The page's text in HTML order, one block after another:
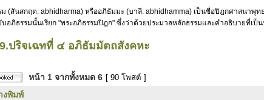
ม (สันสกฤต: abhidharma) หรืออภิธัมมะ (บาลี: abhidhamma) เป็นชื่อปิฎกศาสนา
อภิธรรมนั้นเรียก "พระอภิธรรมปิฎก" ซึ่งว่าด้วยประมวลหลักธรรมและคำอธิบายที่เป็
ปริจเฉทที่ ๔ อภิธัมมัตถสังคหะ
หน้า 1 จากทั้งหมด 6 [ 90 โพสต์ ]
งพิมพ์